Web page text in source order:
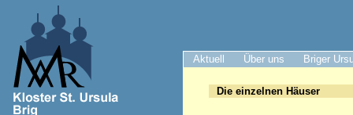
Aktuell Über uns Briger
Die einzelnen Häuser